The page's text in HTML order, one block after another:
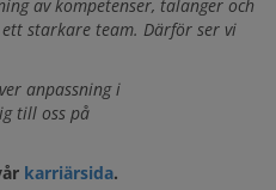
av kompetenser, talanger och
starkare team. Därför ser vi
anpassning i
till oss på
karriärsida.